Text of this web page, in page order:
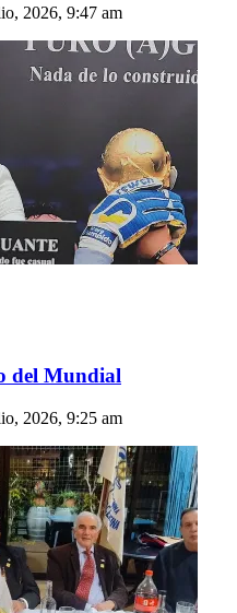
2026, 9:47 am
del Mundial
2026, 9:25 am